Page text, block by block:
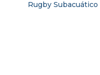
Rugby Subacuático